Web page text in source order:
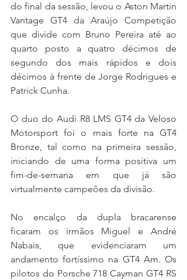
do final da sessão, levou o Aston Martin
Vantage GT4 da Araújo Competição
que divide com Bruno Pereira até ao
quarto posto a quatro décimos de
segundo dos mais rápidos e dois
décimos à frente de Jorge Rodrigues e
Patrick Cunha.
O duo do Audi R8 LMS GT4 da Veloso
Motorsport foi o mais forte na GT4
Bronze, tal como na primeira sessão,
iniciando de uma forma positiva um
fim-de-semana em que já são
virtualmente campeões da divisão.
No encalço da dupla bracarense
ficaram os irmãos Miguel e André
Nabais, que evidenciaram um
andamento fortíssimo na GT4 Am. Os
pilotos do Porsche 718 Cayman GT4 RS